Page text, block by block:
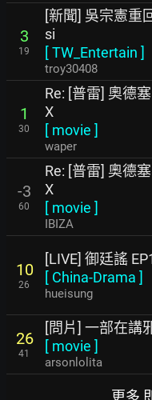
3
19
[新聞] 吳宗憲
si
[TW_Entertain ]
troy30408
1
30
Re: [普雷] 奧德
X
[ movie ]
waper
-3
60
Re: [普雷] 奧德
X
[ movie ]
IBIZA
10
26
[LIVE] 御廷謠
[ China-Drama ]
hueisung
26
41
[問片] 一部在講
[ movie ]
arsonlolita